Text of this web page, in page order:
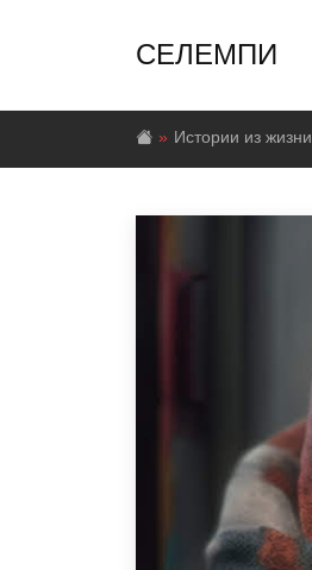
СЕЛЕМПИ
Истории из жизни